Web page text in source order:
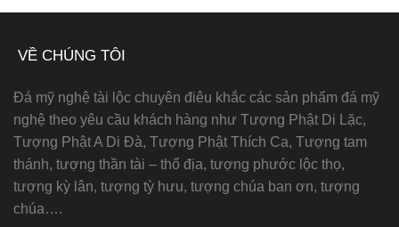
VỀ CHÚNG TÔI
Đá mỹ nghệ tài lộc chuyên điêu khắc các sản phẩm đá mỹ
nghệ theo yêu cầu khách hàng như Tượng Phật Di Lặc,
Tượng Phật A Di Đà, Tượng Phật Thích Ca, Tượng tam
thánh, tượng thần tài – thổ địa, tượng phước lộc thọ,
tượng kỳ lân, tượng tỳ hưu, tượng chúa ban ơn, tượng
chúa….